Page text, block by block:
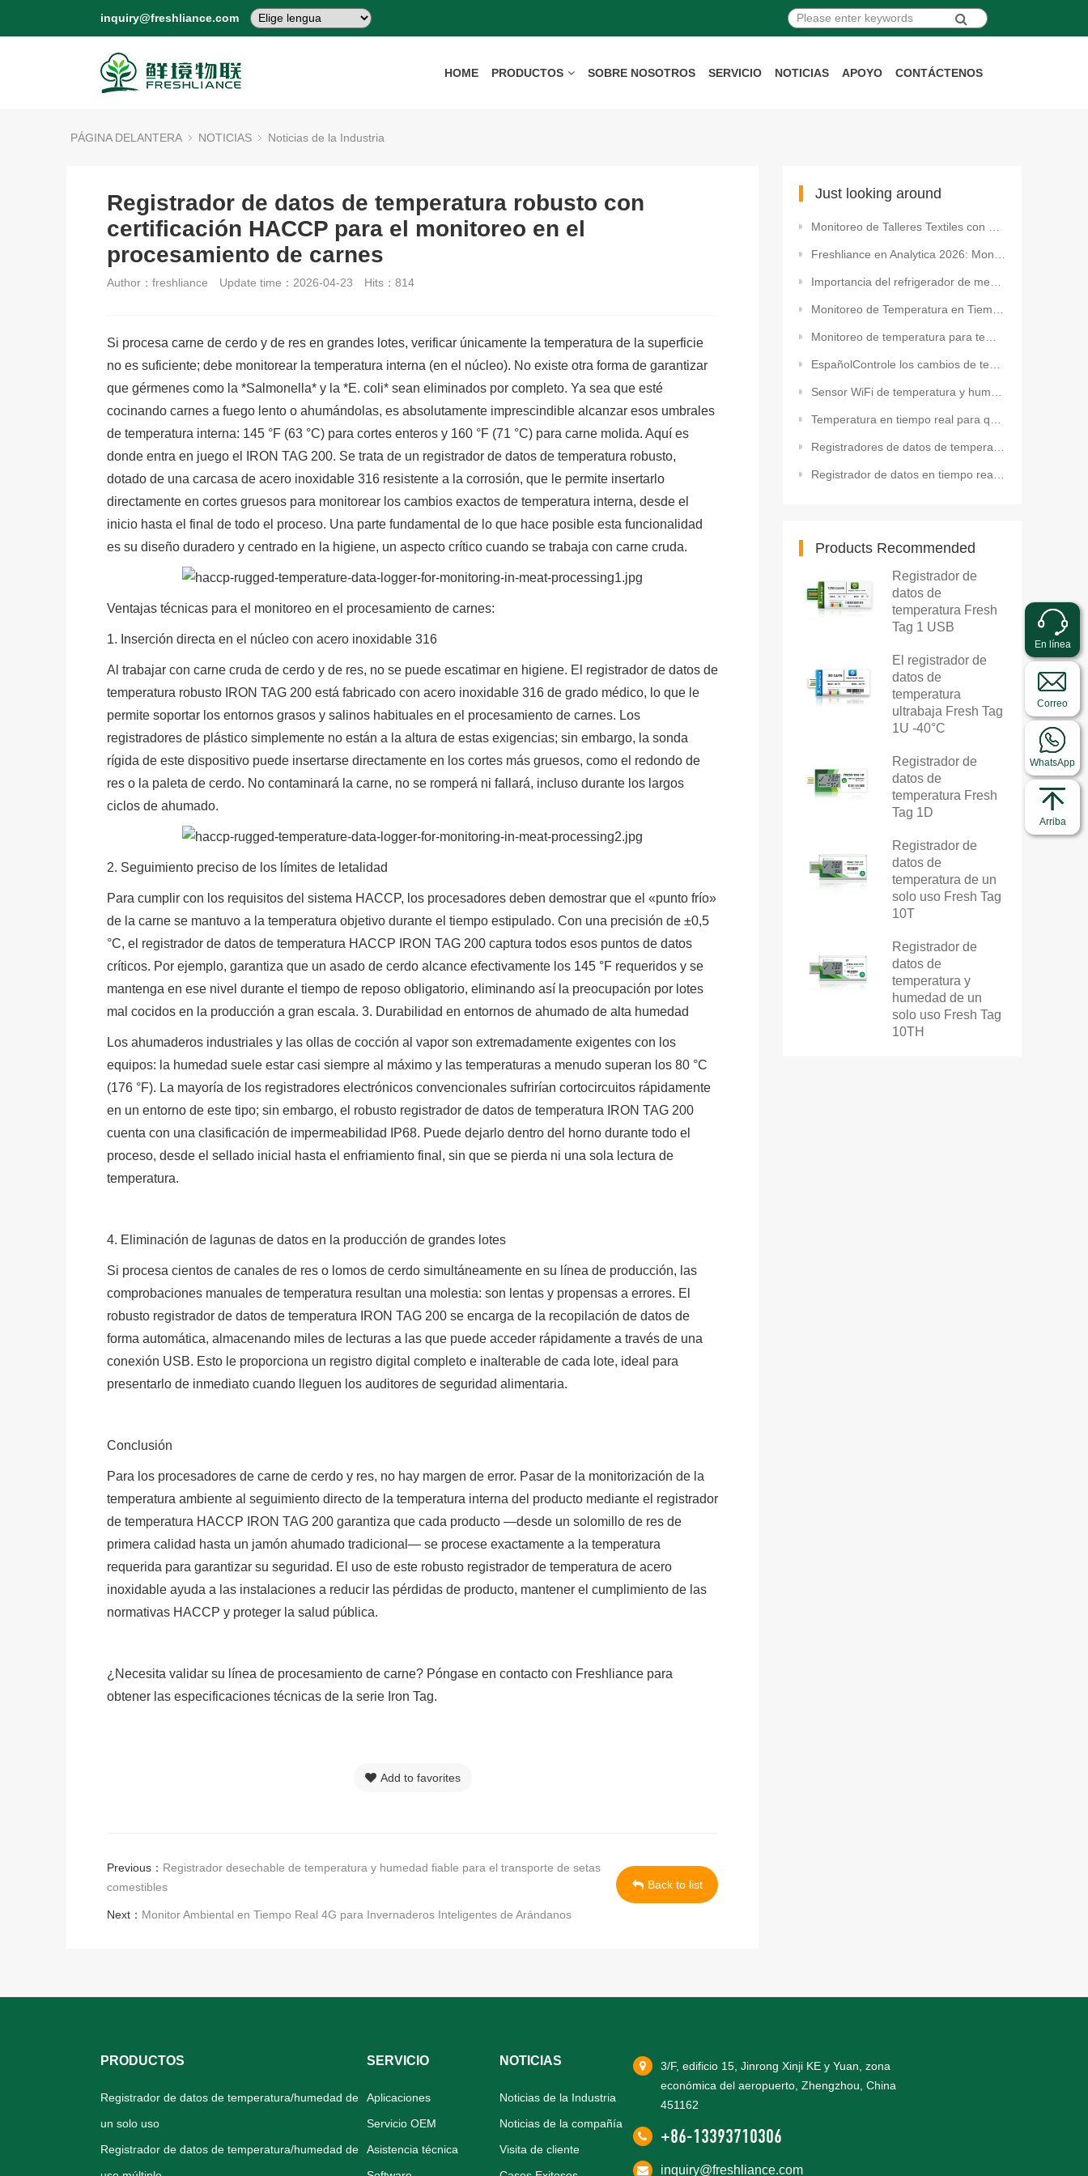
inquiry@freshliance.com
HOME PRODUCTOS SOBRE NOSOTROS SERVICIO NOTICIAS APOYO CONTÁCTENOS
PÁGINA DELANTERA NOTICIAS Noticias de la Industria
Registrador de datos de temperatura robusto con
certificación HACCP para el monitoreo en el
procesamiento de carnes
Author：freshliance Update time：2026-04-23 Hits： 814
Si procesa carne de cerdo y de res en grandes lotes, verificar únicamente la temperatura de la superficie
no es suficiente; debe monitorear la temperatura interna (en el núcleo). No existe otra forma de garantizar
que gérmenes como la *Salmonella* y la *E. coli* sean eliminados por completo. Ya sea que esté
cocinando carnes a fuego lento o ahumándolas, es absolutamente imprescindible alcanzar esos umbrales
de temperatura interna: 145 °F (63 °C) para cortes enteros y 160 °F (71 °C) para carne molida. Aquí es
donde entra en juego el IRON TAG 200. Se trata de un registrador de datos de temperatura robusto,
dotado de una carcasa de acero inoxidable 316 resistente a la corrosión, que le permite insertarlo
directamente en cortes gruesos para monitorear los cambios exactos de temperatura interna, desde el
inicio hasta el final de todo el proceso. Una parte fundamental de lo que hace posible esta funcionalidad
es su diseño duradero y centrado en la higiene, un aspecto crítico cuando se trabaja con carne cruda.
Ventajas técnicas para el monitoreo en el procesamiento de carnes:
1. Inserción directa en el núcleo con acero inoxidable 316
Al trabajar con carne cruda de cerdo y de res, no se puede escatimar en higiene. El registrador de datos de
temperatura robusto IRON TAG 200 está fabricado con acero inoxidable 316 de grado médico, lo que le
permite soportar los entornos grasos y salinos habituales en el procesamiento de carnes. Los
registradores de plástico simplemente no están a la altura de estas exigencias; sin embargo, la sonda
rígida de este dispositivo puede insertarse directamente en los cortes más gruesos, como el redondo de
res o la paleta de cerdo. No contaminará la carne, no se romperá ni fallará, incluso durante los largos
ciclos de ahumado.
2. Seguimiento preciso de los límites de letalidad
Para cumplir con los requisitos del sistema HACCP, los procesadores deben demostrar que el «punto frío»
de la carne se mantuvo a la temperatura objetivo durante el tiempo estipulado. Con una precisión de ±0,5
°C, el registrador de datos de temperatura HACCP IRON TAG 200 captura todos esos puntos de datos
críticos. Por ejemplo, garantiza que un asado de cerdo alcance efectivamente los 145 °F requeridos y se
mantenga en ese nivel durante el tiempo de reposo obligatorio, eliminando así la preocupación por lotes
mal cocidos en la producción a gran escala. 3. Durabilidad en entornos de ahumado de alta humedad
Los ahumaderos industriales y las ollas de cocción al vapor son extremadamente exigentes con los
equipos: la humedad suele estar casi siempre al máximo y las temperaturas a menudo superan los 80 °C
(176 °F). La mayoría de los registradores electrónicos convencionales sufrirían cortocircuitos rápidamente
en un entorno de este tipo; sin embargo, el robusto registrador de datos de temperatura IRON TAG 200
cuenta con una clasificación de impermeabilidad IP68. Puede dejarlo dentro del horno durante todo el
proceso, desde el sellado inicial hasta el enfriamiento final, sin que se pierda ni una sola lectura de
temperatura.
4. Eliminación de lagunas de datos en la producción de grandes lotes
Si procesa cientos de canales de res o lomos de cerdo simultáneamente en su línea de producción, las
comprobaciones manuales de temperatura resultan una molestia: son lentas y propensas a errores. El
robusto registrador de datos de temperatura IRON TAG 200 se encarga de la recopilación de datos de
forma automática, almacenando miles de lecturas a las que puede acceder rápidamente a través de una
conexión USB. Esto le proporciona un registro digital completo e inalterable de cada lote, ideal para
presentarlo de inmediato cuando lleguen los auditores de seguridad alimentaria.
Conclusión
Para los procesadores de carne de cerdo y res, no hay margen de error. Pasar de la monitorización de la
temperatura ambiente al seguimiento directo de la temperatura interna del producto mediante el registrador
de temperatura HACCP IRON TAG 200 garantiza que cada producto —desde un solomillo de res de
primera calidad hasta un jamón ahumado tradicional— se procese exactamente a la temperatura
requerida para garantizar su seguridad. El uso de este robusto registrador de temperatura de acero
inoxidable ayuda a las instalaciones a reducir las pérdidas de producto, mantener el cumplimiento de las
normativas HACCP y proteger la salud pública.
¿Necesita validar su línea de procesamiento de carne? Póngase en contacto con Freshliance para
obtener las especificaciones técnicas de la serie Iron Tag.
Add to favorites
Previous： Registrador desechable de temperatura y humedad fiable para el transporte de setas
comestibles
Next： Monitor Ambiental en Tiempo Real 4G para Invernaderos Inteligentes de Arándanos
Back to list
Just looking around
Monitoreo de Talleres Textiles con Sensor de Temperatura y Humedad WiFi
Freshliance en Analytica 2026: Monitoreo Ambiental para Aplicaciones de Laboratorio
Importancia del refrigerador de medicamentos Registrador de datos de temperatura multiusos con panta
Monitoreo de Temperatura en Tiempo Real por WiFi para Refrigeradores/Congeladores
Monitoreo de temperatura para temperaturas ultrabajas de -196 ℃
EspañolControle los cambios de temperatura durante el transporte y almacenamiento del atún
Sensor WiFi de temperatura y humedad para la monitorización inteligente de supermercados
Temperatura en tiempo real para quirófanos limpios
Registradores de datos de temperatura USB: La vía económica e intuitiva para el cumplimiento normati
Registrador de datos en tiempo real Fresh Tracker 10 4G para el monitoreo de temperatura y geofencin
Products Recommended
Registrador de
datos de
temperatura Fresh
Tag 1 USB
El registrador de
datos de
temperatura
ultrabaja Fresh Tag
1U -40°C
Registrador de
datos de
temperatura Fresh
Tag 1D
Registrador de
datos de
temperatura de un
solo uso Fresh Tag
10T
Registrador de
datos de
temperatura y
humedad de un
solo uso Fresh Tag
10TH
PRODUCTOS
Registrador de datos de temperatura/humedad de
un solo uso
Registrador de datos de temperatura/humedad de
SERVICIO
Aplicaciones
Servicio OEM
Asistencia técnica
NOTICIAS
Noticias de la Industria
Noticias de la compañía
Visita de cliente
3/F, edificio 15, Jinrong Xinji KE y Yuan, zona
económica del aeropuerto, Zhengzhou, China
451162
+86-13393710306
inquiry@freshliance.com
En línea
Correo
WhatsApp
Arriba